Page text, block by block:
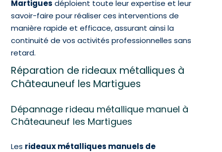
Martigues déploient toute leur expertise et leur
savoir-faire pour réaliser ces interventions de
manière rapide et efficace, assurant ainsi la
continuité de vos activités professionnelles sans
retard.
Réparation de rideaux métalliques à
Châteauneuf les Martigues
Dépannage rideau métallique manuel à
Châteauneuf les Martigues
Les rideaux métalliques manuels de